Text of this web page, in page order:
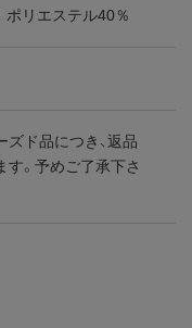
ポリエステル40％
ズド品につき、返品
。予めご了承下さ